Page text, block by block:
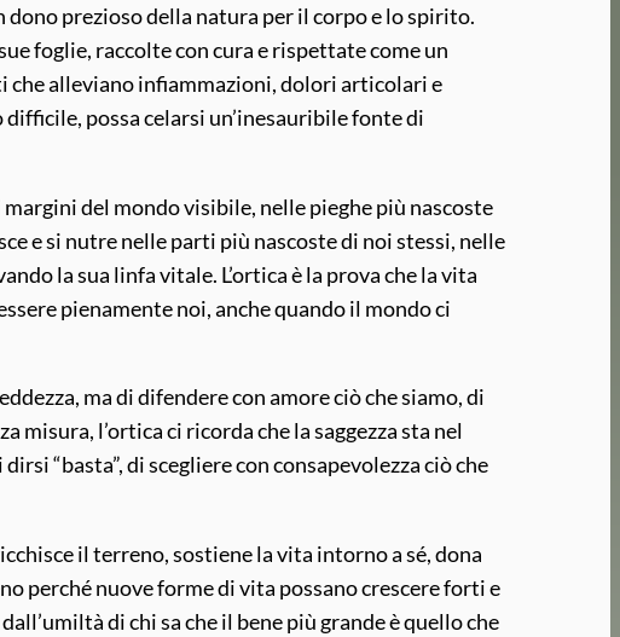
dono prezioso della natura per il corpo e lo spirito.
foglie, raccolte con cura e rispettate come un
che alleviano infiammazioni, dolori articolari e
possa celarsi un’inesauribile fonte di
del mondo visibile, nelle pieghe più nascoste
e si nutre nelle parti più nascoste di noi stessi, nelle
la sua linfa vitale. L’ortica è la prova che la vita
pienamente noi, anche quando il mondo ci
ma di difendere con amore ciò che siamo, di
misura, l’ortica ci ricorda che la saggezza sta nel
“basta”, di scegliere con consapevolezza ciò che
il terreno, sostiene la vita intorno a sé, dona
perché nuove forme di vita possano crescere forti e
di chi sa che il bene più grande è quello che